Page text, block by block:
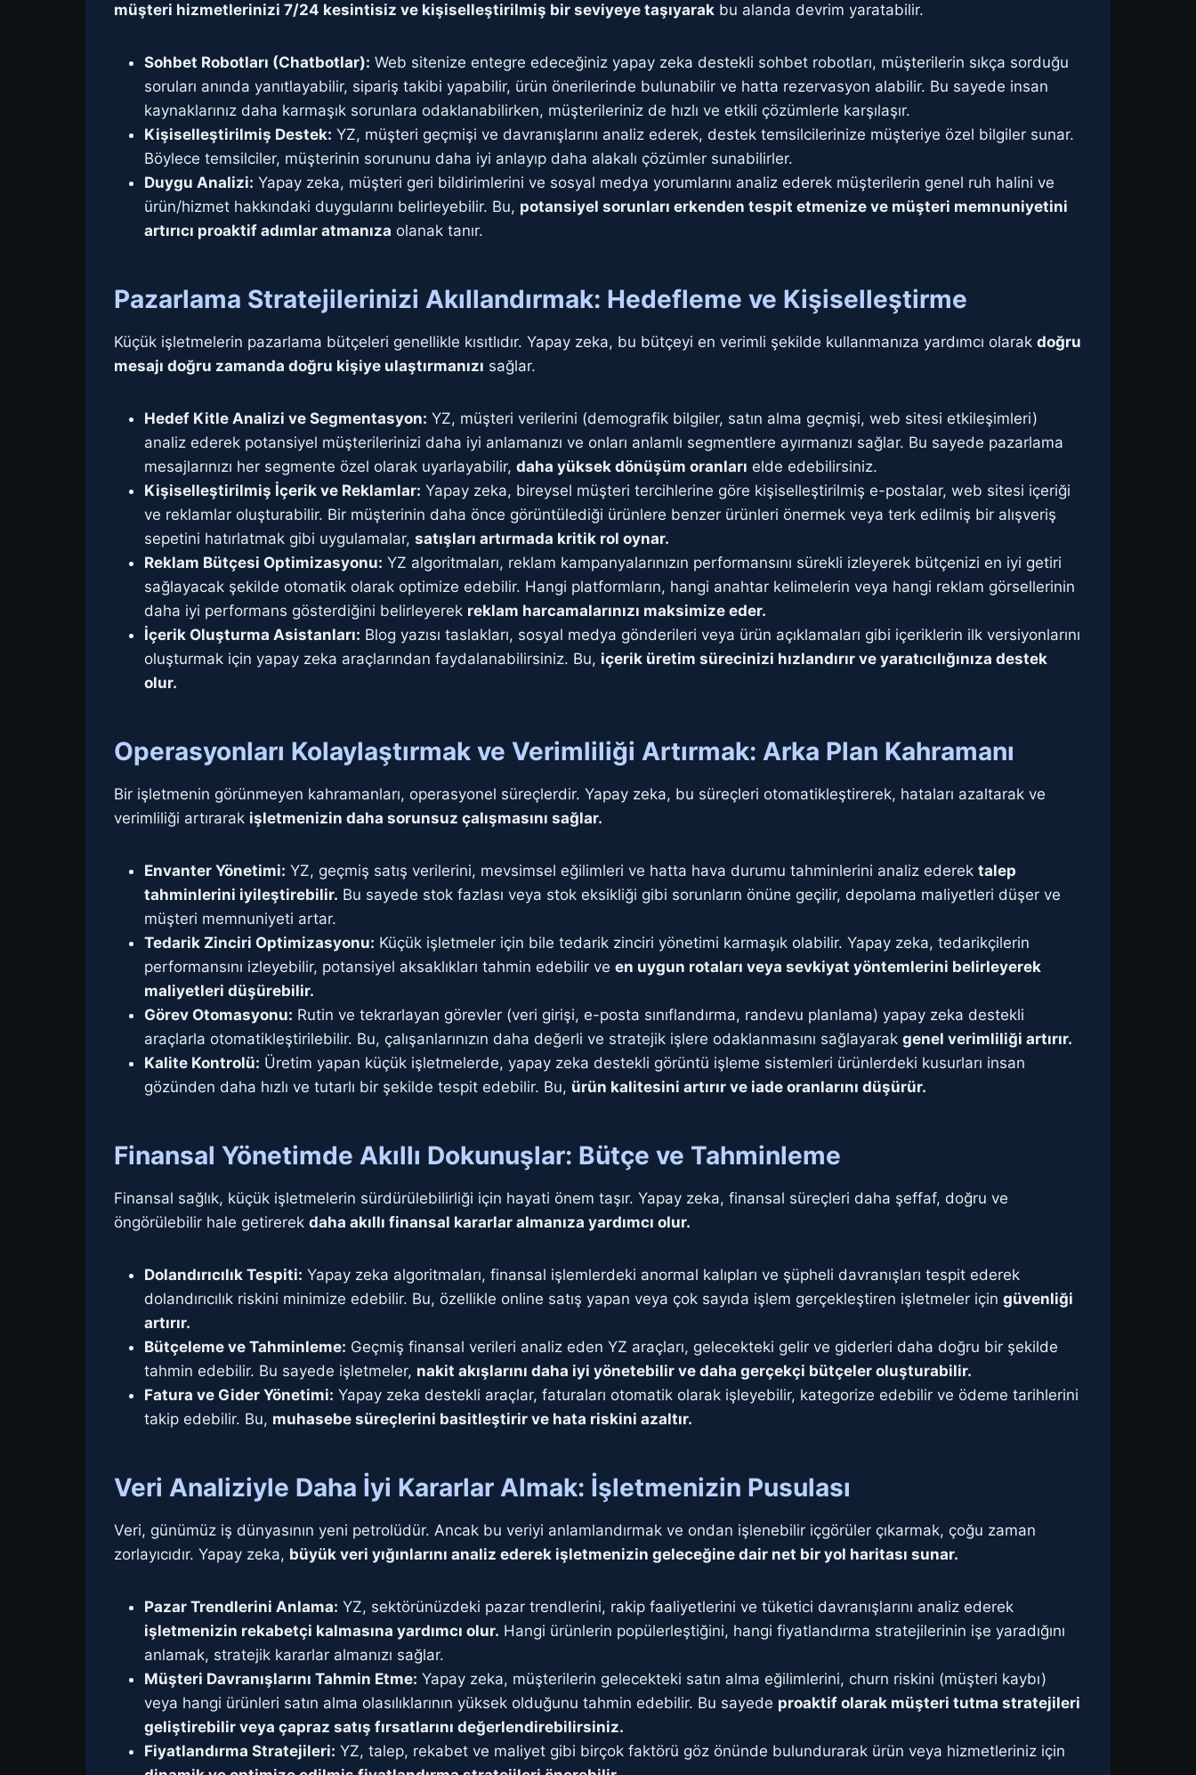
müşteri hizmetlerinizi 7/24 kesintisiz ve kişiselleştirilmiş bir seviyeye taşıyarak bu alanda devrim yaratabilir.
Sohbet Robotları (Chatbotlar): Web sitenize entegre edeceğiniz yapay zeka destekli sohbet robotları, müşterilerin sıkça sorduğu
soruları anında yanıtlayabilir, sipariş takibi yapabilir, ürün önerilerinde bulunabilir ve hatta rezervasyon alabilir. Bu sayede insan
kaynaklarınız daha karmaşık sorunlara odaklanabilirken, müşterileriniz de hızlı ve etkili çözümlerle karşılaşır.
Kişiselleştirilmiş Destek: YZ, müşteri geçmişi ve davranışlarını analiz ederek, destek temsilcilerinize müşteriye özel bilgiler sunar.
Böylece temsilciler, müşterinin sorununu daha iyi anlayıp daha alakalı çözümler sunabilirler.
Duygu Analizi: Yapay zeka, müşteri geri bildirimlerini ve sosyal medya yorumlarını analiz ederek müşterilerin genel ruh halini ve
ürün/hizmet hakkındaki duygularını belirleyebilir. Bu, potansiyel sorunları erkenden tespit etmenize ve müşteri memnuniyetini
artırıcı proaktif adımlar atmanıza olanak tanır.
Pazarlama Stratejilerinizi Akıllandırmak: Hedefleme ve Kişiselleştirme
Küçük işletmelerin pazarlama bütçeleri genellikle kısıtlıdır. Yapay zeka, bu bütçeyi en verimli şekilde kullanmanıza yardımcı olarak doğru
mesajı doğru zamanda doğru kişiye ulaştırmanızı sağlar.
Hedef Kitle Analizi ve Segmentasyon: YZ, müşteri verilerini (demografik bilgiler, satın alma geçmişi, web sitesi etkileşimleri)
analiz ederek potansiyel müşterilerinizi daha iyi anlamanızı ve onları anlamlı segmentlere ayırmanızı sağlar. Bu sayede pazarlama
mesajlarınızı her segmente özel olarak uyarlayabilir, daha yüksek dönüşüm oranları elde edebilirsiniz.
Kişiselleştirilmiş İçerik ve Reklamlar: Yapay zeka, bireysel müşteri tercihlerine göre kişiselleştirilmiş e-postalar, web sitesi içeriği
ve reklamlar oluşturabilir. Bir müşterinin daha önce görüntülediği ürünlere benzer ürünleri önermek veya terk edilmiş bir alışveriş
sepetini hatırlatmak gibi uygulamalar, satışları artırmada kritik rol oynar.
Reklam Bütçesi Optimizasyonu: YZ algoritmaları, reklam kampanyalarınızın performansını sürekli izleyerek bütçenizi en iyi getiri
sağlayacak şekilde otomatik olarak optimize edebilir. Hangi platformların, hangi anahtar kelimelerin veya hangi reklam görsellerinin
daha iyi performans gösterdiğini belirleyerek reklam harcamalarınızı maksimize eder.
İçerik Oluşturma Asistanları: Blog yazısı taslakları, sosyal medya gönderileri veya ürün açıklamaları gibi içeriklerin ilk versiyonlarını
oluşturmak için yapay zeka araçlarından faydalanabilirsiniz. Bu, içerik üretim sürecinizi hızlandırır ve yaratıcılığınıza destek
olur.
Operasyonları Kolaylaştırmak ve Verimliliği Artırmak: Arka Plan Kahramanı
Bir işletmenin görünmeyen kahramanları, operasyonel süreçlerdir. Yapay zeka, bu süreçleri otomatikleştirerek, hataları azaltarak ve
verimliliği artırarak işletmenizin daha sorunsuz çalışmasını sağlar.
Envanter Yönetimi: YZ, geçmiş satış verilerini, mevsimsel eğilimleri ve hatta hava durumu tahminlerini analiz ederek talep
tahminlerini iyileştirebilir. Bu sayede stok fazlası veya stok eksikliği gibi sorunların önüne geçilir, depolama maliyetleri düşer ve
müşteri memnuniyeti artar.
Tedarik Zinciri Optimizasyonu: Küçük işletmeler için bile tedarik zinciri yönetimi karmaşık olabilir. Yapay zeka, tedarikçilerin
performansını izleyebilir, potansiyel aksaklıkları tahmin edebilir ve en uygun rotaları veya sevkiyat yöntemlerini belirleyerek
maliyetleri düşürebilir.
Görev Otomasyonu: Rutin ve tekrarlayan görevler (veri girişi, e-posta sınıflandırma, randevu planlama) yapay zeka destekli
araçlarla otomatikleştirilebilir. Bu, çalışanlarınızın daha değerli ve stratejik işlere odaklanmasını sağlayarak genel verimliliği artırır.
Kalite Kontrolü: Üretim yapan küçük işletmelerde, yapay zeka destekli görüntü işleme sistemleri ürünlerdeki kusurları insan
gözünden daha hızlı ve tutarlı bir şekilde tespit edebilir. Bu, ürün kalitesini artırır ve iade oranlarını düşürür.
Finansal Yönetimde Akıllı Dokunuşlar: Bütçe ve Tahminleme
Finansal sağlık, küçük işletmelerin sürdürülebilirliği için hayati önem taşır. Yapay zeka, finansal süreçleri daha şeffaf, doğru ve
öngörülebilir hale getirerek daha akıllı finansal kararlar almanıza yardımcı olur.
Dolandırıcılık Tespiti: Yapay zeka algoritmaları, finansal işlemlerdeki anormal kalıpları ve şüpheli davranışları tespit ederek
dolandırıcılık riskini minimize edebilir. Bu, özellikle online satış yapan veya çok sayıda işlem gerçekleştiren işletmeler için güvenliği
artırır.
Bütçeleme ve Tahminleme: Geçmiş finansal verileri analiz eden YZ araçları, gelecekteki gelir ve giderleri daha doğru bir şekilde
tahmin edebilir. Bu sayede işletmeler, nakit akışlarını daha iyi yönetebilir ve daha gerçekçi bütçeler oluşturabilir.
Fatura ve Gider Yönetimi: Yapay zeka destekli araçlar, faturaları otomatik olarak işleyebilir, kategorize edebilir ve ödeme tarihlerini
takip edebilir. Bu, muhasebe süreçlerini basitleştirir ve hata riskini azaltır.
Veri Analiziyle Daha İyi Kararlar Almak: İşletmenizin Pusulası
Veri, günümüz iş dünyasının yeni petrolüdür. Ancak bu veriyi anlamlandırmak ve ondan işlenebilir içgörüler çıkarmak, çoğu zaman
zorlayıcıdır. Yapay zeka, büyük veri yığınlarını analiz ederek işletmenizin geleceğine dair net bir yol haritası sunar.
Pazar Trendlerini Anlama: YZ, sektörünüzdeki pazar trendlerini, rakip faaliyetlerini ve tüketici davranışlarını analiz ederek
işletmenizin rekabetçi kalmasına yardımcı olur. Hangi ürünlerin popülerleştiğini, hangi fiyatlandırma stratejilerinin işe yaradığını
anlamak, stratejik kararlar almanızı sağlar.
Müşteri Davranışlarını Tahmin Etme: Yapay zeka, müşterilerin gelecekteki satın alma eğilimlerini, churn riskini (müşteri kaybı)
veya hangi ürünleri satın alma olasılıklarının yüksek olduğunu tahmin edebilir. Bu sayede proaktif olarak müşteri tutma stratejileri
geliştirebilir veya çapraz satış fırsatlarını değerlendirebilirsiniz.
Fiyatlandırma Stratejileri: YZ, talep, rekabet ve maliyet gibi birçok faktörü göz önünde bulundurarak ürün veya hizmetleriniz için